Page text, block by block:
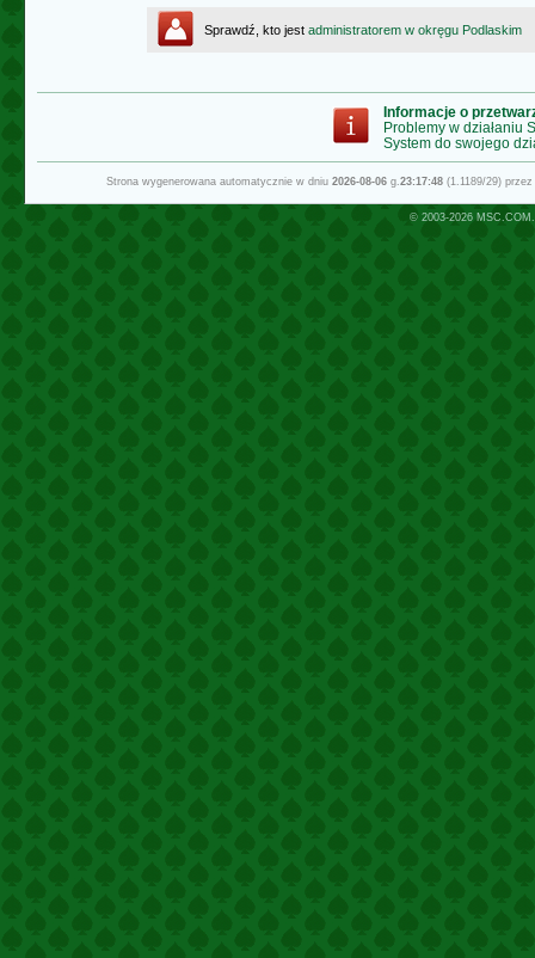
Sprawdź, kto jest administratorem w okręgu Podlaskim
Informacje o
Problemy w działaniu
System do swojego
Strona wygenerowana automatycznie w dniu 2026-08-06 g.23:17:48 (1.1189/29)
© 2003-2026